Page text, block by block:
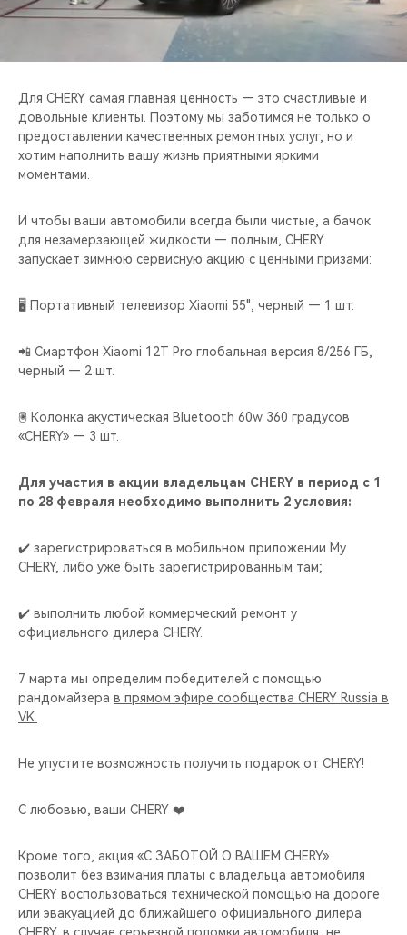
НАШИ МЕРОПРИЯТИЯ
ВИДЕООБЗОРЫ
Для CHERY самая главная ценность — это счастливые и
довольные клиенты. Поэтому мы заботимся не только о
предоставлении качественных ремонтных услуг, но и
хотим наполнить вашу жизнь приятными яркими
моментами.
И чтобы ваши автомобили всегда были чистые, а бачок
для незамерзающей жидкости — полным, CHERY
запускает зимнюю сервисную акцию с ценными призами:
🖥 Портативный телевизор Xiaomi 55", черный — 1 шт.
📲 Смартфон Xiaomi 12T Pro глобальная версия 8/256 ГБ,
черный — 2 шт.
🖲️ Колонка акустическая Bluetooth 60w 360 градусов
«CHERY» — 3 шт.
Для участия в акции владельцам CHERY в период с 1
по 28 февраля необходимо выполнить 2 условия:
✔️ зарегистрироваться в мобильном приложении My
CHERY, либо уже быть зарегистрированным там;
✔️ выполнить любой коммерческий ремонт у
официального дилера CHERY.
7 марта мы определим победителей с помощью
рандомайзера в прямом эфире сообщества CHERY Russia в
VK.
Не упустите возможность получить подарок от CHERY!
С любовью, ваши CHERY ❤️
Кроме того, акция «С ЗАБОТОЙ О ВАШЕМ CHERY»
позволит без взимания платы с владельца автомобиля
CHERY воспользоваться технической помощью на дороге
или эвакуацией до ближайшего официального дилера
CHERY, в случае серьезной поломки автомобиля, не